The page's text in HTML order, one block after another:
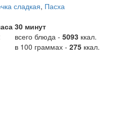
сладкая, Пасха
30 минут
всего блюда - 5093 ккал.
в 100 граммах - 275 ккал.